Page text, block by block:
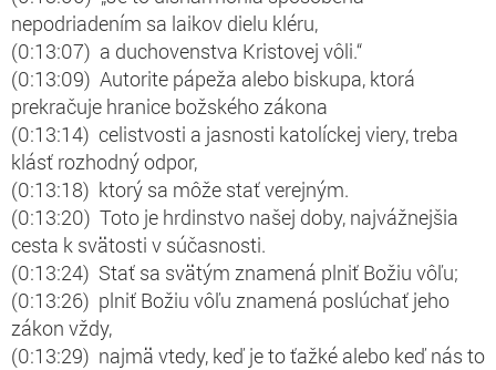
nepodriadením sa laikov dielu kléru,
(0:13:07) a duchovenstva Kristovej vôli.“
(0:13:09) Autorite pápeža alebo biskupa, ktorá
prekračuje hranice božského zákona
(0:13:14) celistvosti a jasnosti katolíckej viery, treba
klásť rozhodný odpor,
(0:13:18) ktorý sa môže stať verejným.
(0:13:20) Toto je hrdinstvo našej doby, najvážnejšia
cesta k svätosti v súčasnosti.
(0:13:24) Stať sa svätým znamená plniť Božiu vôľu;
(0:13:26) plniť Božiu vôľu znamená poslúchať jeho
zákon vždy,
(0:13:29) najmä vtedy, keď je to ťažké alebo keď nás to